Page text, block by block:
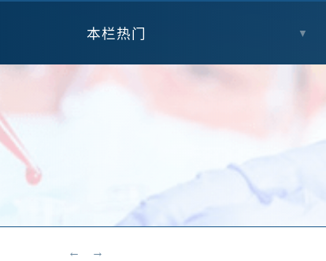
本栏热门 ▼
← →